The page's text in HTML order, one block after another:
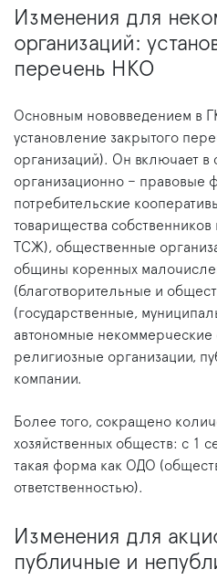
Изменения для
организаций:
перечень НКО
Основным нововведением в
установление закрытого
организаций). Он включает в
организационно – правовые
потребительские
товарищества
ТСЖ), общественные
общины коренных
(благотворительные и
(государственные,
автономные некоммерческие
религиозные организации,
компании.
Более того, сокращено
хозяйственных обществ: с 1
такая форма как ОДО
ответственностью).
Изменения для
публичные и